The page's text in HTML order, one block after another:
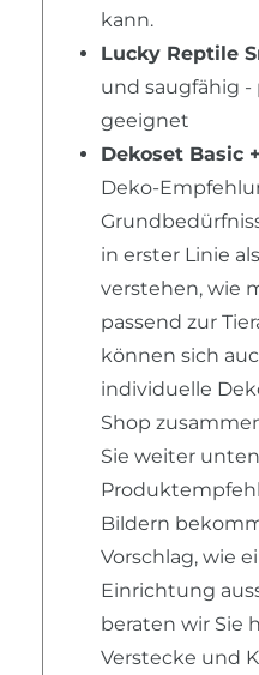
kann.
Lucky Reptile
und saugfähig
geeignet
Dekoset Basic
Deko-
in erster Linie
verstehen, wie
passend zur
können sich
individuelle
Shop
Sie weiter
Bildern
Vorschlag, wie
Einrichtung
beraten wir Sie
Verstecke und